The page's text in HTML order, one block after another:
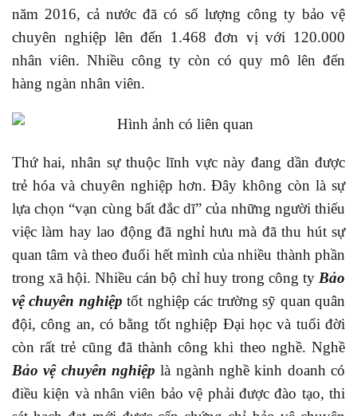
năm 2016, cả nước đã có số lượng công ty bảo vệ
chuyên nghiệp lên đến 1.468 đơn vị với 120.000
nhân viên. Nhiều công ty còn có quy mô lên đến
hàng ngàn nhân viên.
Thứ hai, nhân sự thuộc lĩnh vực này đang dần được
trẻ hóa và chuyên nghiệp hơn. Đây không còn là sự
lựa chọn “vạn cùng bất đắc dĩ” của những người thiếu
việc làm hay lao động đã nghỉ hưu mà đã thu hút sự
quan tâm và theo đuổi hết mình của nhiều thành phần
trong xã hội. Nhiều cán bộ chỉ huy trong công ty Bảo
vệ chuyên nghiệp tốt nghiệp các trường sỹ quan quân
đội, công an, có bằng tốt nghiệp Đại học và tuổi đời
còn rất trẻ cũng đã thành công khi theo nghề. Nghề
Bảo vệ chuyên nghiệp là ngành nghề kinh doanh có
điều kiện và nhân viên bảo vệ phải được đào tạo, thi